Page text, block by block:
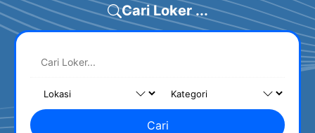
Cari Loker ...
Cari